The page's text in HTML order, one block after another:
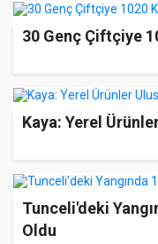
30 Genç Çiftçiye
Kaya: Yerel
Tunceli'deki
Oldu